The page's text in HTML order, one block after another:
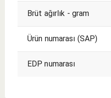
Brüt ağırlık - gram
Ürün numarası (SAP)
EDP numarası